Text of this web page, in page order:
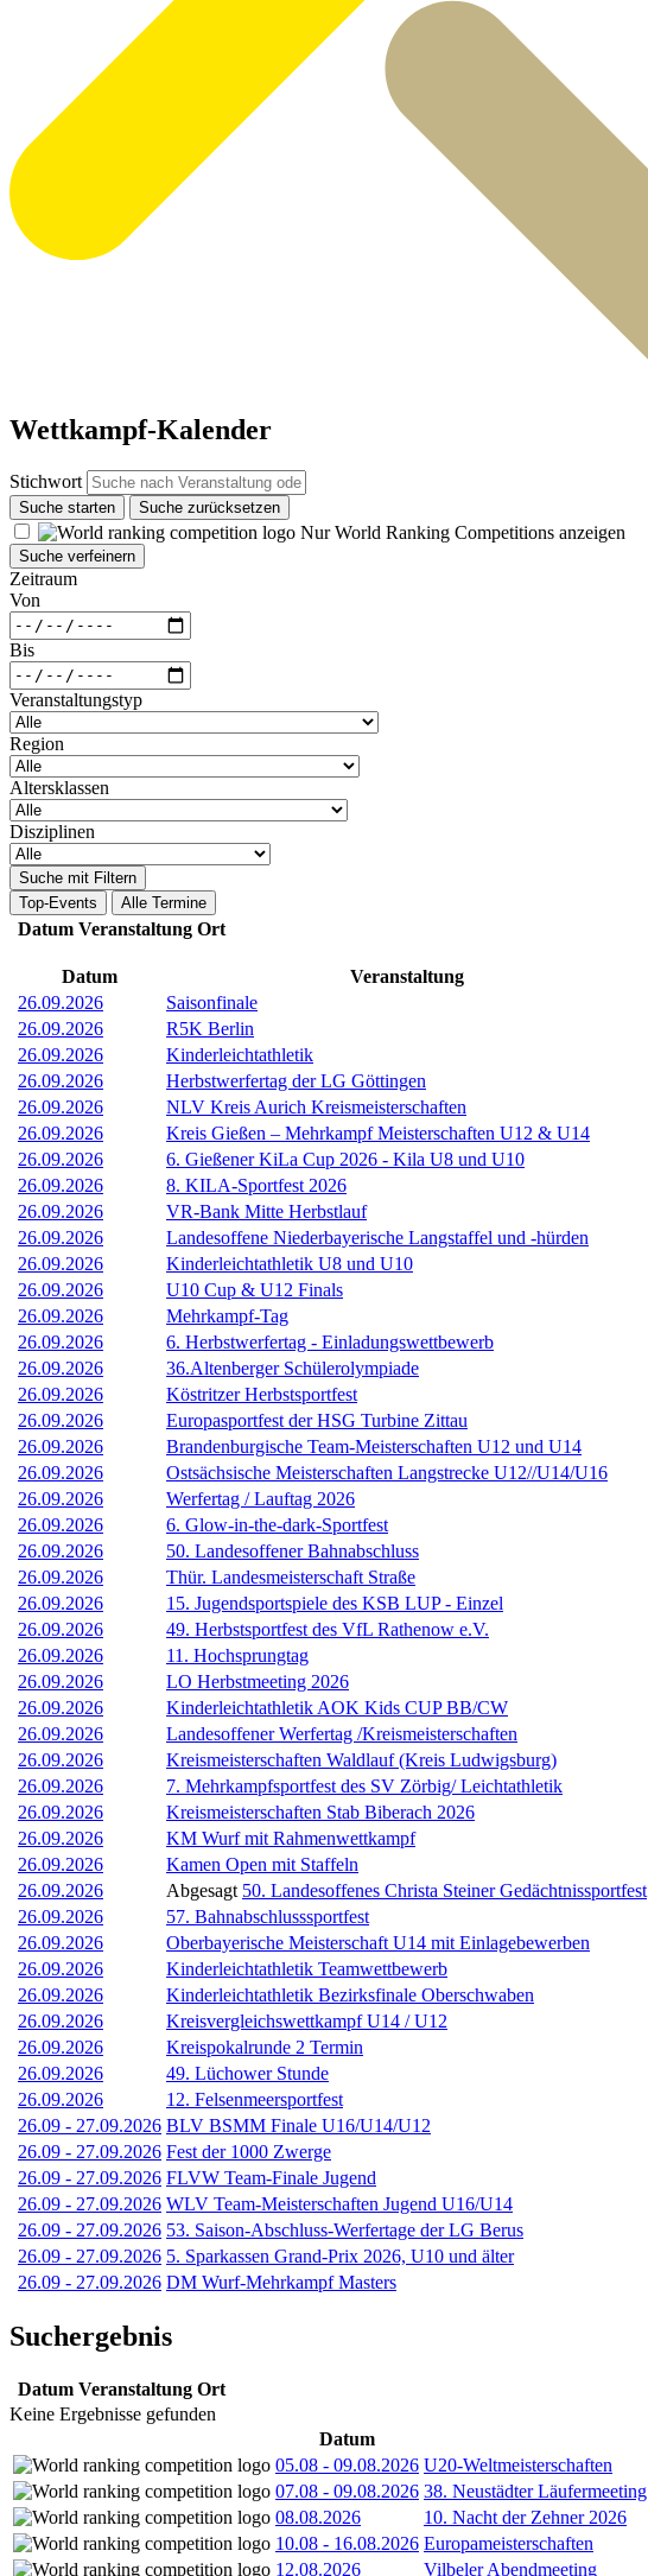
Wettkampf-Kalender
Stichwort
Suche starten Suche zurücksetzen
Nur World Ranking Competitions anzeigen
Suche verfeinern
Zeitraum
Von
Bis
Veranstaltungstyp
Region
Altersklassen
Disziplinen
Suche mit Filtern
Top-Events
Alle Termine
Datum Veranstaltung Ort
Datum Veranstaltung
26.09.2026
Saisonfinale
26.09.2026
R5K Berlin
26.09.2026
Kinderleichtathletik
26.09.2026
Herbstwerfertag der LG Göttingen
26.09.2026
NLV Kreis Aurich Kreismeisterschaften
26.09.2026
Kreis Gießen – Mehrkampf Meisterschaften U12 & U14
26.09.2026
6. Gießener KiLa Cup 2026 - Kila U8 und U10
26.09.2026
8. KILA-Sportfest 2026
26.09.2026
VR-Bank Mitte Herbstlauf
26.09.2026
Landesoffene Niederbayerische Langstaffel und -hürden
26.09.2026
Kinderleichtathletik U8 und U10
26.09.2026
U10 Cup & U12 Finals
26.09.2026
Mehrkampf-Tag
26.09.2026
6. Herbstwerfertag - Einladungswettbewerb
26.09.2026
36.Altenberger Schülerolympiade
26.09.2026
Köstritzer Herbstsportfest
26.09.2026
Europasportfest der HSG Turbine Zittau
26.09.2026
Brandenburgische Team-Meisterschaften U12 und U14
26.09.2026
Ostsächsische Meisterschaften Langstrecke U12//U14/U16
26.09.2026
Werfertag / Lauftag 2026
26.09.2026
6. Glow-in-the-dark-Sportfest
26.09.2026
50. Landesoffener Bahnabschluss
26.09.2026
Thür. Landesmeisterschaft Straße
26.09.2026
15. Jugendsportspiele des KSB LUP - Einzel
26.09.2026
49. Herbstsportfest des VfL Rathenow e.V.
26.09.2026
11. Hochsprungtag
26.09.2026
LO Herbstmeeting 2026
26.09.2026
Kinderleichtathletik AOK Kids CUP BB/CW
26.09.2026
Landesoffener Werfertag /Kreismeisterschaften
26.09.2026
Kreismeisterschaften Waldlauf (Kreis Ludwigsburg)
26.09.2026
7. Mehrkampfsportfest des SV Zörbig/ Leichtathletik
26.09.2026
Kreismeisterschaften Stab Biberach 2026
26.09.2026
KM Wurf mit Rahmenwettkampf
26.09.2026
Kamen Open mit Staffeln
26.09.2026
Abgesagt 50. Landesoffenes Christa Steiner Gedächtnissportfest
26.09.2026
57. Bahnabschlusssportfest
26.09.2026
Oberbayerische Meisterschaft U14 mit Einlagebewerben
26.09.2026
Kinderleichtathletik Teamwettbewerb
26.09.2026
Kinderleichtathletik Bezirksfinale Oberschwaben
26.09.2026
Kreisvergleichswettkampf U14 / U12
26.09.2026
Kreispokalrunde 2 Termin
26.09.2026
49. Lüchower Stunde
26.09.2026
12. Felsenmeersportfest
26.09 - 27.09.2026 BLV BSMM Finale U16/U14/U12
26.09 - 27.09.2026 Fest der 1000 Zwerge
26.09 - 27.09.2026 FLVW Team-Finale Jugend
26.09 - 27.09.2026 WLV Team-Meisterschaften Jugend U16/U14
26.09 - 27.09.2026 53. Saison-Abschluss-Werfertage der LG Berus
26.09 - 27.09.2026 5. Sparkassen Grand-Prix 2026, U10 und älter
26.09 - 27.09.2026 DM Wurf-Mehrkampf Masters
Suchergebnis
Datum Veranstaltung Ort
Keine Ergebnisse gefunden
Datum
05.08 - 09.08.2026 U20-Weltmeisterschaften
07.08 - 09.08.2026 38. Neustädter Läufermeeting
08.08.2026
10. Nacht der Zehner 2026
10.08 - 16.08.2026 Europameisterschaften
12.08.2026
Vilbeler Abendmeeting